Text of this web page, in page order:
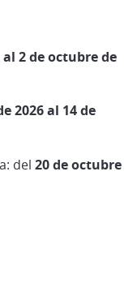
2 de octubre de
2026 al 14 de
del 20 de octubre